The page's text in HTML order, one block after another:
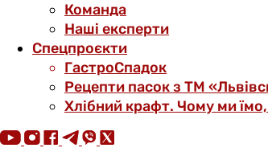
Команда
Наші експерти
Спецпроєкти
ГастроСпадок
Рецепти пасок з ТМ
Хлібний крафт. Чому ми